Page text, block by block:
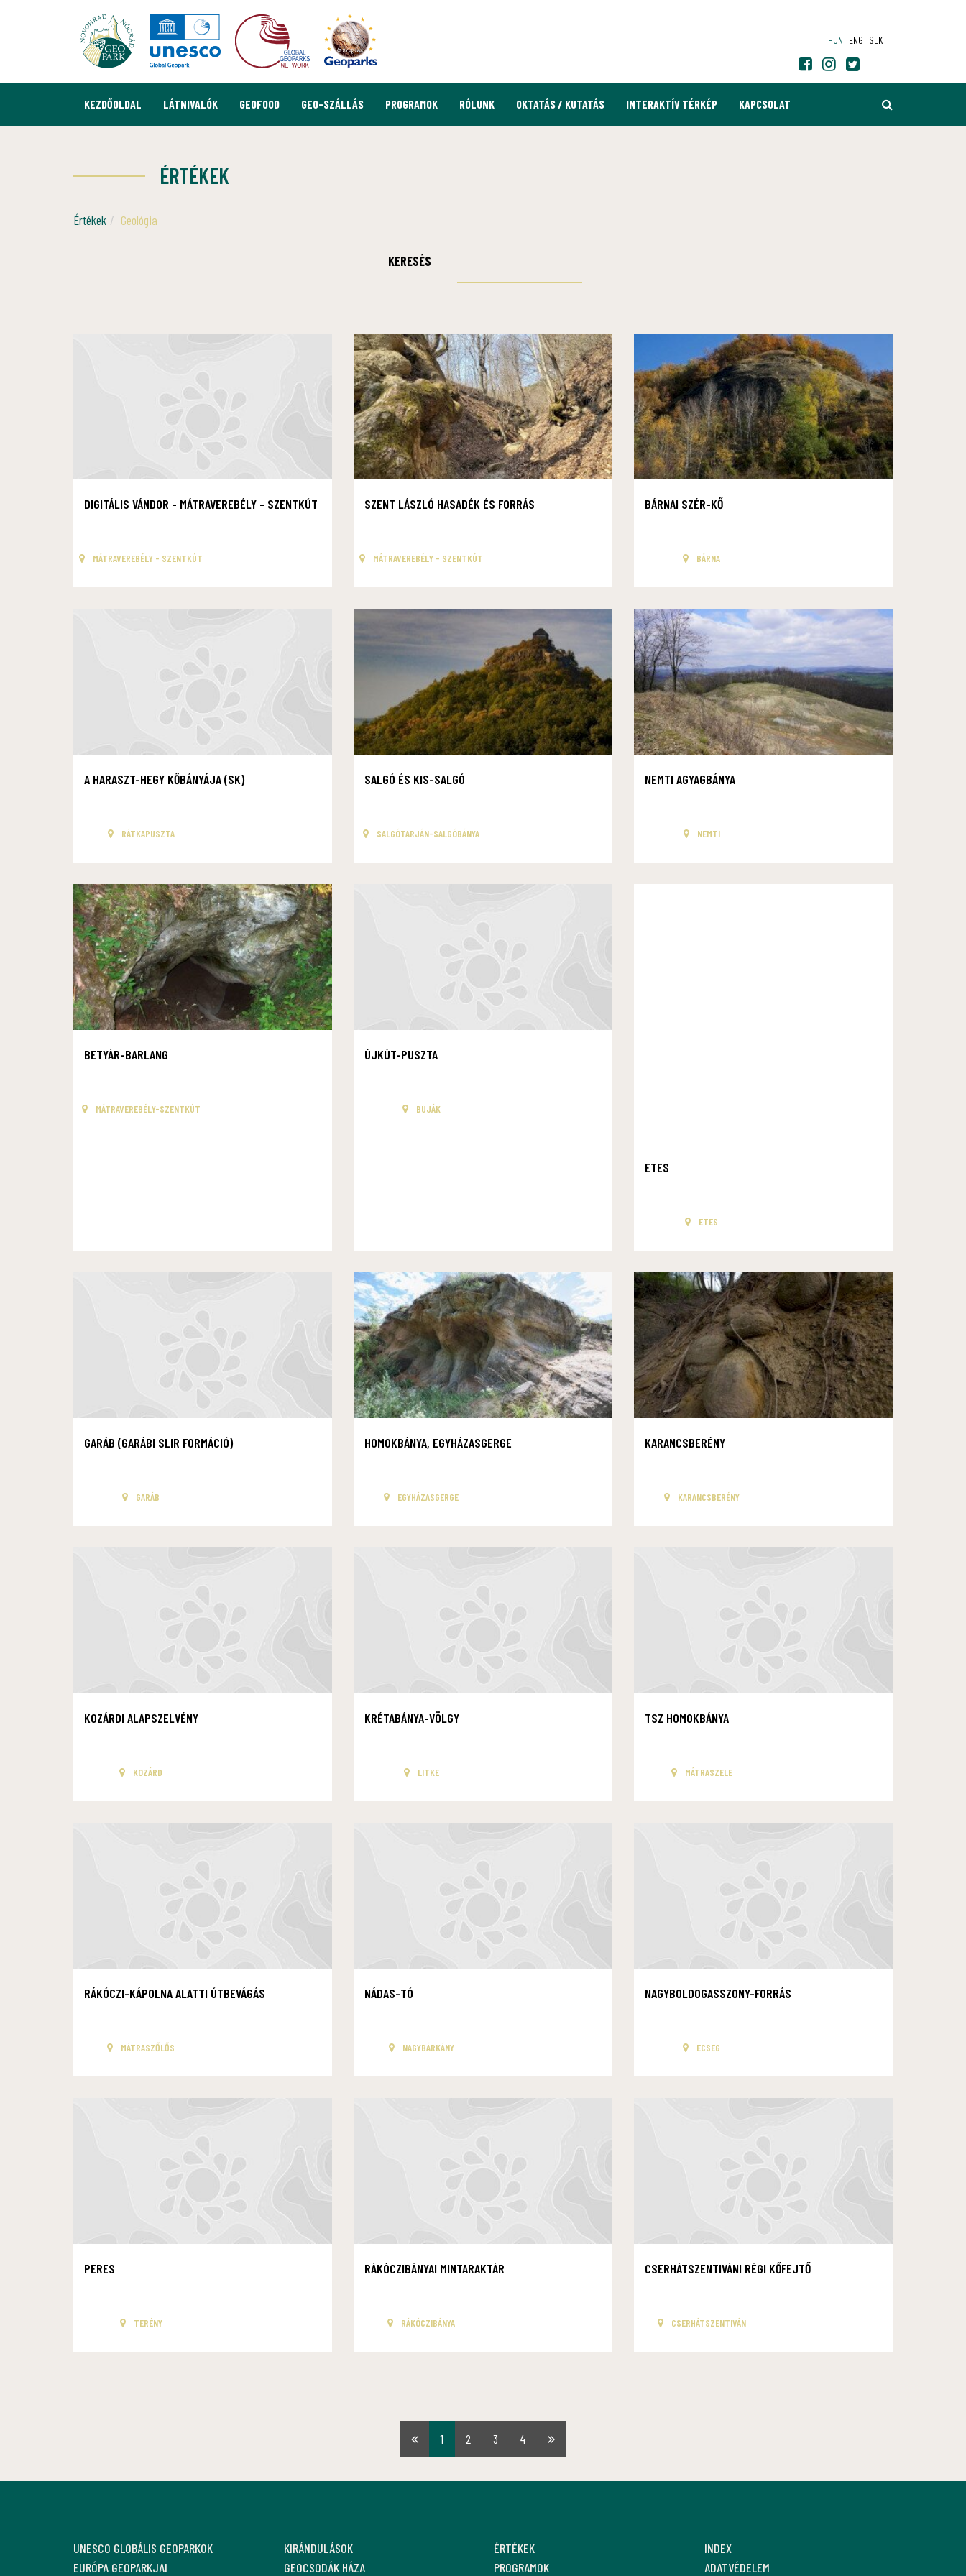
HUN ENG SLK
KEZDŐOLDAL LÁTNIVALÓK GEOFOOD GEO-SZÁLLÁS PROGRAMOK RÓLUNK OKTATÁS / KUTATÁS INTERAKTÍV TÉRKÉP KAPCSOLAT
ÉRTÉKEK
Értékek Geológia
KERESÉS
DIGITÁLIS VÁNDOR - MÁTRAVEREBÉLY - SZENTKÚT
MÁTRAVEREBÉLY - SZENTKÚT
SZENT LÁSZLÓ HASADÉK ÉS FORRÁS
MÁTRAVEREBÉLY - SZENTKÚT
BÁRNAI SZÉR-KŐ
BÁRNA
A HARASZT-HEGY KŐBÁNYÁJA (SK)
RÁTKAPUSZTA
SALGÓ ÉS KIS-SALGÓ
SALGÓTARJÁN-SALGÓBÁNYA
NEMTI AGYAGBÁNYA
NEMTI
BETYÁR-BARLANG
MÁTRAVEREBÉLY-SZENTKÚT
ÚJKÚT-PUSZTA
BUJÁK
ETES
ETES
GARÁB (GARÁBI SLIR FORMÁCIÓ)
GARÁB
HOMOKBÁNYA, EGYHÁZASGERGE
EGYHÁZASGERGE
KARANCSBERÉNY
KARANCSBERÉNY
KOZÁRDI ALAPSZELVÉNY
KOZÁRD
KRÉTABÁNYA-VÖLGY
LITKE
TSZ HOMOKBÁNYA
MÁTRASZELE
RÁKÓCZI-KÁPOLNA ALATTI ÚTBEVÁGÁS
MÁTRASZŐLŐS
NÁDAS-TÓ
NAGYBÁRKÁNY
NAGYBOLDOGASSZONY-FORRÁS
ECSEG
PERES
TERÉNY
RÁKÓCZIBÁNYAI MINTARAKTÁR
RÁKÓCZIBÁNYA
CSERHÁTSZENTIVÁNI RÉGI KŐFEJTŐ
CSERHÁTSZENTIVÁN
Első1 2 3 4
Utolsó
UNESCO GLOBÁLIS GEOPARKOK
EURÓPA GEOPARKJAI
KIRÁNDULÁSOK
GEOCSODÁK HÁZA
ÉRTÉKEK
PROGRAMOK
INDEX
ADATVÉDELEM